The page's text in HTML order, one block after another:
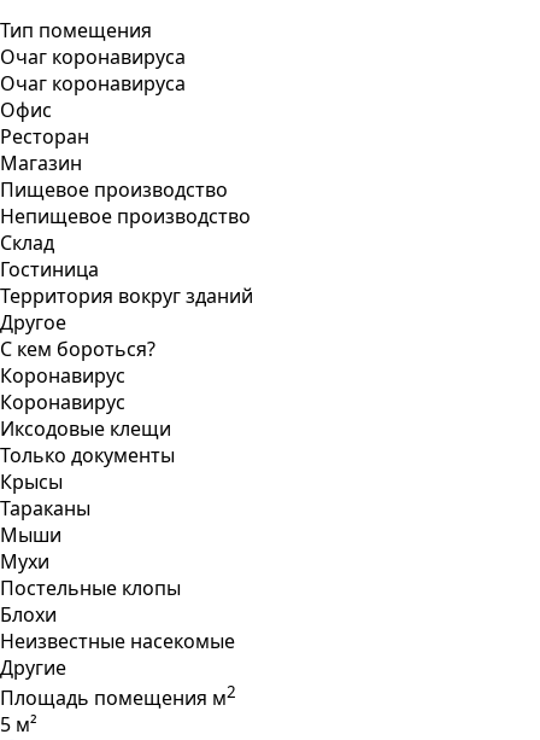
Тип помещения
Очаг коронавируса
Очаг коронавируса
Офис
Ресторан
Магазин
Пищевое производство
Непищевое производство
Склад
Гостиница
Территория вокруг зданий
Другое
С кем бороться?
Коронавирус
Коронавирус
Иксодовые клещи
Только документы
Крысы
Тараканы
Мыши
Мухи
Постельные клопы
Блохи
Неизвестные насекомые
Другие
Площадь помещения м2
5 м²